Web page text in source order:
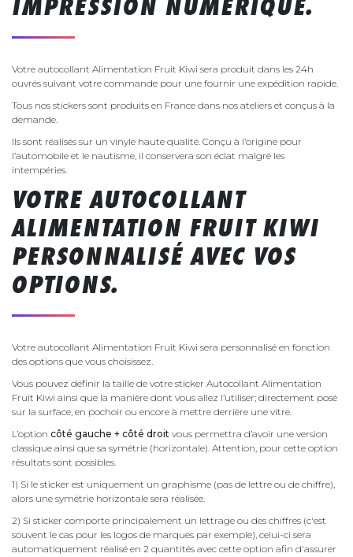
IMPRESSION NUMÉRIQUE.
Votre autocollant Alimentation Fruit Kiwi sera produit dans les 24h
ouvrés suivant votre commande pour une fournir une expédition rapide.
Tous nos stickers sont produits en France dans nos ateliers et conçus à la
demande.
Ils sont réalisés sur un vinyle haute qualité. Conçu à l’origine pour
l’automobile et le nautisme, il conservera son éclat malgré les
intempéries.
VOTRE AUTOCOLLANT
ALIMENTATION FRUIT KIWI
PERSONNALISÉ AVEC VOS
OPTIONS.
Votre autocollant Alimentation Fruit Kiwi sera personnalisé en fonction
des options que vous choisissez.
Vous pouvez définir la taille de votre sticker Autocollant Alimentation
Fruit Kiwi ainsi que la manière dont vous allez l’utiliser; directement posé
sur la surface, en pochoir ou encore à mettre derrière une vitre.
L’option côté gauche + côté droit vous permettra d’avoir une version
classique ainsi que sa symétrie (horizontale). Attention, pour cette option
résultats sont possibles.
1) Si le sticker est uniquement un graphisme (pas de lettre ou de chiffre),
alors une symétrie horizontale sera réalisée.
2) Si sticker comporte principalement un lettrage ou des chiffres (c'est
souvent le cas pour les logos de marques par exemple), celui-ci sera
automatiquement réalisé en 2 quantités avec cette option afin d'assurer